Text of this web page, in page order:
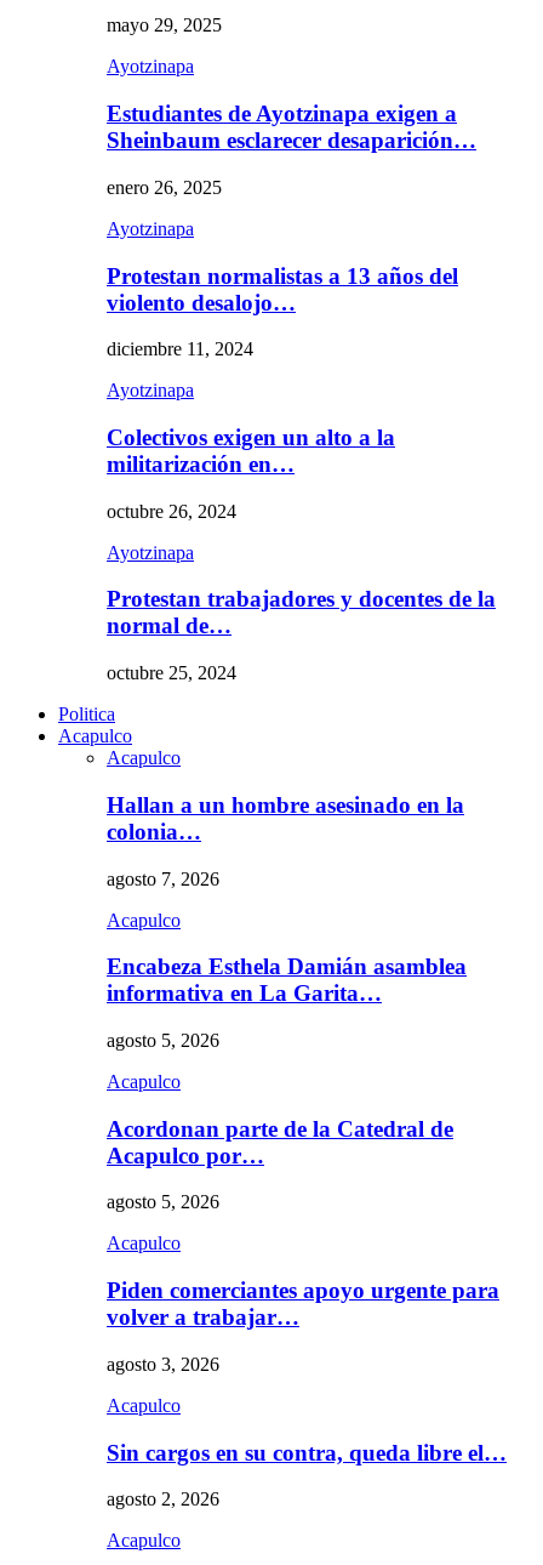
mayo 29, 2025
Ayotzinapa
Estudiantes de Ayotzinapa exigen a
Sheinbaum esclarecer desaparición…
enero 26, 2025
Ayotzinapa
Protestan normalistas a 13 años del
violento desalojo…
diciembre 11, 2024
Ayotzinapa
Colectivos exigen un alto a la
militarización en…
octubre 26, 2024
Ayotzinapa
Protestan trabajadores y docentes de la
normal de…
octubre 25, 2024
Politica
Acapulco
Acapulco
Hallan a un hombre asesinado en la
colonia…
agosto 7, 2026
Acapulco
Encabeza Esthela Damián asamblea
informativa en La Garita…
agosto 5, 2026
Acapulco
Acordonan parte de la Catedral de
Acapulco por…
agosto 5, 2026
Acapulco
Piden comerciantes apoyo urgente para
volver a trabajar…
agosto 3, 2026
Acapulco
Sin cargos en su contra, queda libre el…
agosto 2, 2026
Acapulco